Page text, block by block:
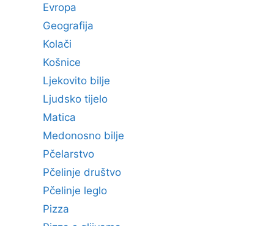
Evropa
Geografija
Kolači
Košnice
Ljekovito bilje
Ljudsko tijelo
Matica
Medonosno bilje
Pčelarstvo
Pčelinje društvo
Pčelinje leglo
Pizza